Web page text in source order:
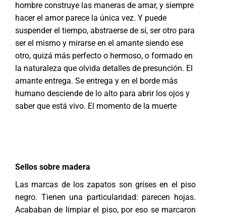
hombre construye las maneras de amar, y siempre
hacer el amor parece la única vez. Y puede
suspender el tiempo, abstraerse de sí, ser otro para
ser el mismo y mirarse en el amante siendo ese
otro, quizá más perfecto o hermoso, o formado en
la naturaleza que olvida detalles de presunción. El
amante entrega. Se entrega y en el borde más
humano desciende de lo alto para abrir los ojos y
saber que está vivo. El momento de la muerte
Sellos sobre madera
Las marcas de los zapatos son grises en el piso
negro. Tienen una particularidad: parecen hojas.
Acababan de limpiar el piso, por eso se marcaron